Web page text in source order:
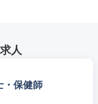
人
・保健師